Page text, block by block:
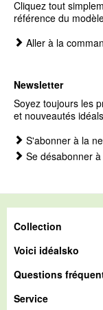
Cliquez tout
référence du
Aller à la
Newsletter
Soyez toujours les
et nouveautés
S'abonner à la
Se désabonner
Collection
Voici idéalsko
Questions
Service